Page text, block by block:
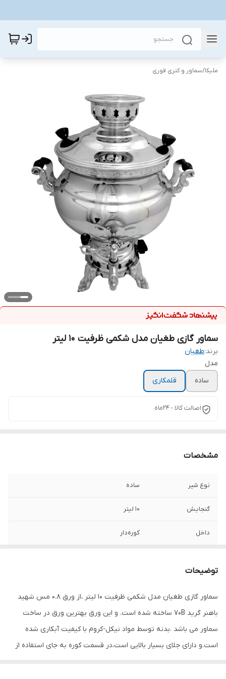
ملیکا/سماور و کتری قوری
سماور گازی طغیان مدل شکمی ظرفیت 10 لیتر
برند:طغیان
مدل
ساده
قلمکاری
اصالت کالا - ۲۴ماه
مشخصات
نوع شیر ساده
گنجایش 10 لیتر
داخل کوره‌دار
توضیحات
سماور گازی طغیان مدل شکمی ظرفیت 10 لیتر ،از ورق 0.8 مس شهید
باهنر گرید 70B ساخته شده است. و این ورق بهترین ورق در ساخت
سماور می باشد .بدنه توسط مواد نیکل-کروم با کیفیت آبکاری شده
است.و دارای جلای بسیار بالایی است،در قسمت کوره به جای استفاده از